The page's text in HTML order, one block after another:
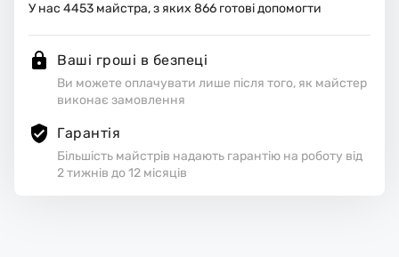
У нас 4453 майстра, з яких 866 готові допомогти
Ваші гроші в безпеці
Ви можете оплачувати лише після того, як майстер
виконає замовлення
Гарантія
Більшість майстрів надають гарантію на роботу від
2 тижнів до 12 місяців